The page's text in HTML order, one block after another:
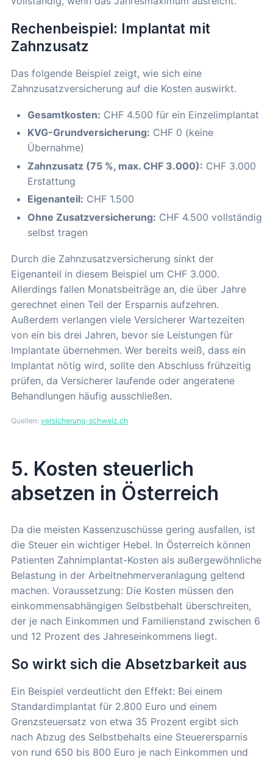
Rechenbeispiel: Implantat mit
Zahnzusatz
Das folgende Beispiel zeigt, wie sich eine
Zahnzusatzversicherung auf die Kosten auswirkt.
Gesamtkosten: CHF 4.500 für ein Einzelimplantat
KVG-Grundversicherung: CHF 0 (keine
Übernahme)
Zahnzusatz (75 %, max. CHF 3.000): CHF 3.000
Erstattung
Eigenanteil: CHF 1.500
Ohne Zusatzversicherung: CHF 4.500 vollständig
selbst tragen
Durch die Zahnzusatzversicherung sinkt der
Eigenanteil in diesem Beispiel um CHF 3.000.
Allerdings fallen Monatsbeiträge an, die über Jahre
gerechnet einen Teil der Ersparnis aufzehren.
Außerdem verlangen viele Versicherer Wartezeiten
von ein bis drei Jahren, bevor sie Leistungen für
Implantate übernehmen. Wer bereits weiß, dass ein
Implantat nötig wird, sollte den Abschluss frühzeitig
prüfen, da Versicherer laufende oder angeratene
Behandlungen häufig ausschließen.
Quellen: versicherung-schweiz.ch
5. Kosten steuerlich
absetzen in Österreich
Da die meisten Kassenzuschüsse gering ausfallen, ist
die Steuer ein wichtiger Hebel. In Österreich können
Patienten Zahnimplantat-Kosten als außergewöhnliche
Belastung in der Arbeitnehmerveranlagung geltend
machen. Voraussetzung: Die Kosten müssen den
einkommensabhängigen Selbstbehalt überschreiten,
der je nach Einkommen und Familienstand zwischen 6
und 12 Prozent des Jahreseinkommens liegt.
So wirkt sich die Absetzbarkeit aus
Ein Beispiel verdeutlicht den Effekt: Bei einem
Standardimplantat für 2.800 Euro und einem
Grenzsteuersatz von etwa 35 Prozent ergibt sich
nach Abzug des Selbstbehalts eine Steuerersparnis
von rund 650 bis 800 Euro je nach Einkommen und